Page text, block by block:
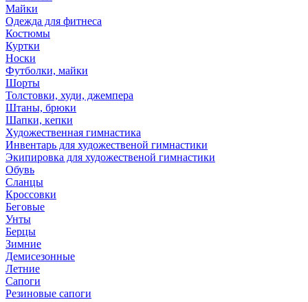
Майки
Одежда для фитнеса
Костюмы
Куртки
Носки
Футболки, майки
Шорты
Толстовки, худи, джемпера
Штаны, брюки
Шапки, кепки
Художественная гимнастика
Инвентарь для художественой гимнастики
Экипировка для художественой гимнастики
Обувь
Сланцы
Кроссовки
Беговые
Унты
Берцы
Зимние
Демисезонные
Летние
Сапоги
Резиновые сапоги